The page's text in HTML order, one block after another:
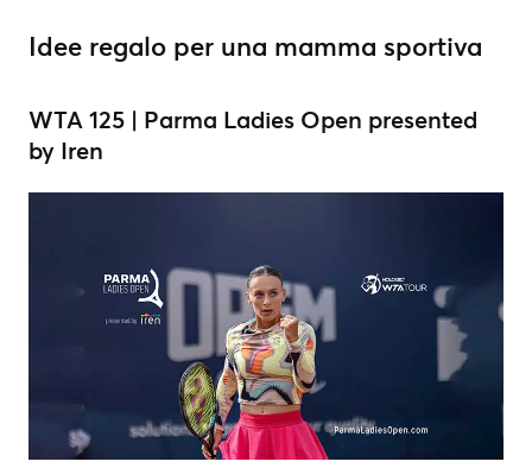
Idee regalo per una mamma sportiva
WTA 125 | Parma Ladies Open presented
by Iren